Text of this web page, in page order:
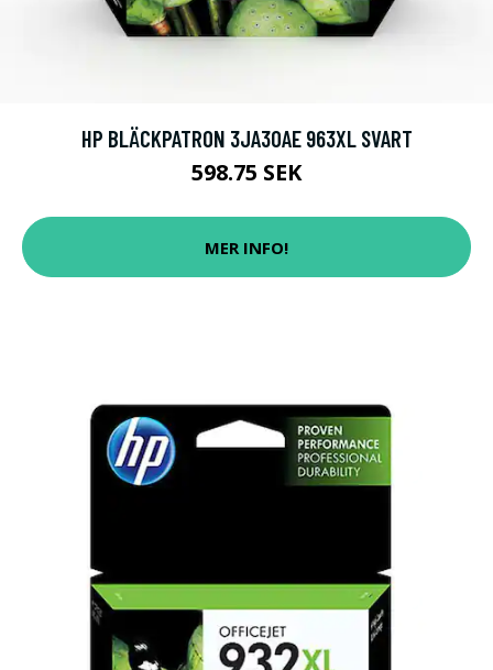
HP BLÄCKPATRON 3JA30AE 963XL SVART
598.75 SEK
MER INFO!